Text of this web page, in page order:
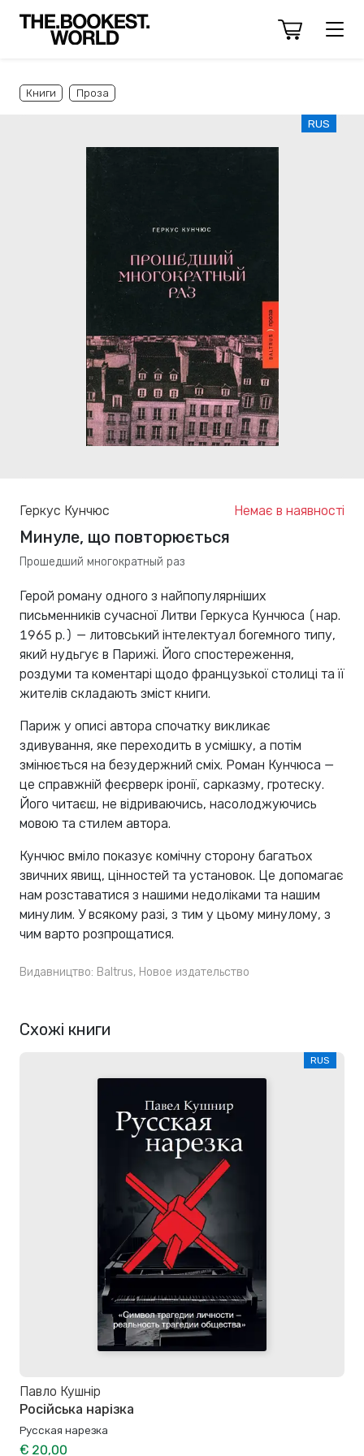
Книги Проза
RUS
Геркус Кунчюс Немає в наявності
Минуле, що повторюється
Прошедший многократный раз
Герой роману одного з найпопулярніших
письменників сучасної Литви Геркуса Кунчюса (нар.
1965 р.) — литовський інтелектуал богемного типу,
який нудьгує в Парижі. Його спостереження,
роздуми та коментарі щодо французької столиці та її
жителів складають зміст книги.
Париж у описі автора спочатку викликає
здивування, яке переходить в усмішку, а потім
змінюється на безудержний сміх. Роман Кунчюса —
це справжній феєрверк іронії, сарказму, гротеску.
Його читаєш, не відриваючись, насолоджуючись
мовою та стилем автора.
Кунчюс вміло показує комічну сторону багатьох
звичних явищ, цінностей та установок. Це допомагає
нам розставатися з нашими недоліками та нашим
минулим. У всякому разі, з тим у цьому минулому, з
чим варто розпрощатися.
Видавництво: Baltrus, Новое издательство
Схожі книги
RUS
Павло Кушнір
Російська нарізка
Русская нарезка
€ 20,00